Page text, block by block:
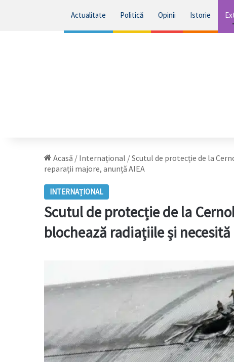
Actualitate Politică Opinii Istorie
Acasă / Internațional /Scutul de protecție de la
reparații majore, anunță AIEA
INTERNAȚIONAL
Scutul de protecție de la
blochează radiațiile și